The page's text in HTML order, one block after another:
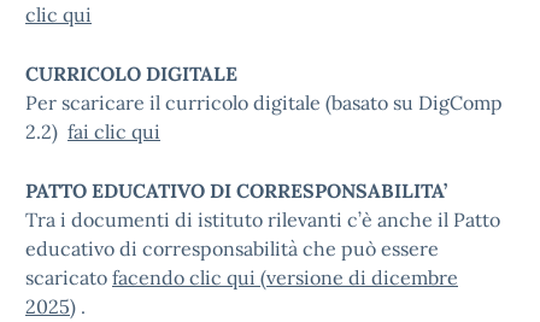
clic qui
CURRICOLO DIGITALE
Per scaricare il curricolo digitale (basato su DigComp
2.2) fai clic qui
PATTO EDUCATIVO DI CORRESPONSABILITA’
Tra i documenti di istituto rilevanti c’è anche il Patto
educativo di corresponsabilità che può essere
scaricato facendo clic qui (versione di dicembre
2025) .